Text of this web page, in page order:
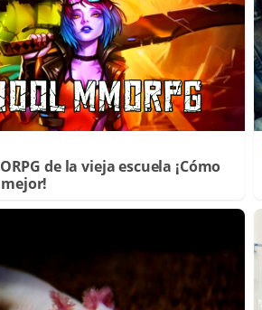
de la vieja escuela ¡Cómo